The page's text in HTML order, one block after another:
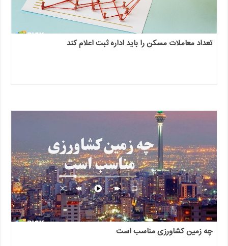
تعداد معاملات مسکن را باید اداره ثبت اعلام کند
چه زمین کشاورزی مناسب است